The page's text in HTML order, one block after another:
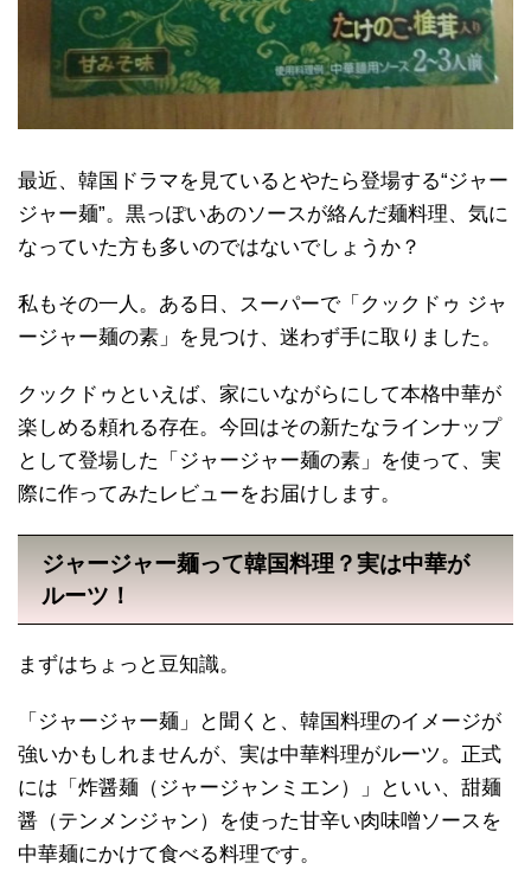
最近、韓国ドラマを見ているとやたら登場する“ジャー
ジャー麺”。黒っぽいあのソースが絡んだ麺料理、気に
なっていた方も多いのではないでしょうか？
私もその一人。ある日、スーパーで「クックドゥ ジャ
ージャー麺の素」を見つけ、迷わず手に取りました。
クックドゥといえば、家にいながらにして本格中華が
楽しめる頼れる存在。今回はその新たなラインナップ
として登場した「ジャージャー麺の素」を使って、実
際に作ってみたレビューをお届けします。
ジャージャー麺って韓国料理？実は中華が
ルーツ！
まずはちょっと豆知識。
「ジャージャー麺」と聞くと、韓国料理のイメージが
強いかもしれませんが、実は中華料理がルーツ。正式
には「炸醤麺（ジャージャンミエン）」といい、甜麺
醤（テンメンジャン）を使った甘辛い肉味噌ソースを
中華麺にかけて食べる料理です。